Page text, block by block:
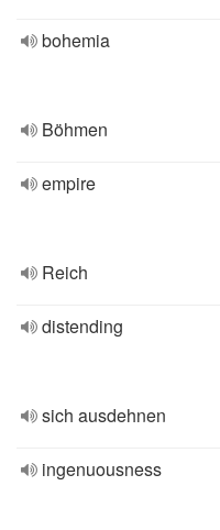
bohemia
Böhmen
empire
Reich
distending
sich ausdehnen
ingenuousness